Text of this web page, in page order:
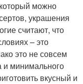
без молока
для бисквитного
торта
можно
украшения
считают, что
– это
это не совсем
и минимального
вкусный и